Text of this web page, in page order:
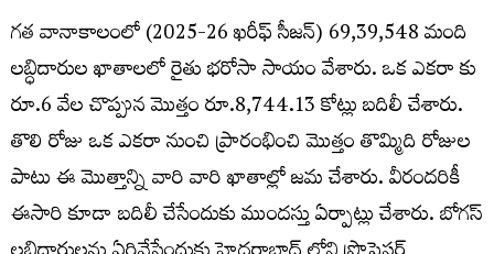
గత వానాకాలంలో (2025-26 ఖరీఫ్ సీజన్) 69,39,548 మంది
లబ్ధిదారుల ఖాతాలలో రైతు భరోసా సాయం వేశారు. ఒక ఎకరా కు
రూ.6 వేల చొప్పున మొత్తం రూ.8,744.13 కోట్లు బదిలీ చేశారు.
తొలి రోజు ఒక ఎకరా నుంచి ప్రారంభించి మొత్తం తొమ్మిది రోజుల
పాటు ఈ మొత్తాన్ని వారి వారి ఖాతాల్లో జమ చేశారు. వీరందరికీ
ఈసారి కూడా బదిలీ చేసేందుకు ముందస్తు ఏర్పాట్లు చేశారు. బోగస్